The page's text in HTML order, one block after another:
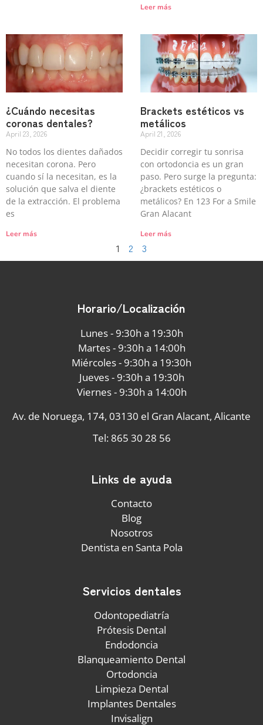
Leer más
¿Cuándo necesitas
coronas dentales?
April 23, 2026
No todos los dientes dañados
necesitan corona. Pero
cuando sí la necesitan, es la
solución que salva el diente
de la extracción. El problema
es
Leer más
Brackets estéticos vs
metálicos
April 21, 2026
Decidir corregir tu sonrisa
con ortodoncia es un gran
paso. Pero surge la pregunta:
¿brackets estéticos o
metálicos? En 123 For a Smile
Gran Alacant
Leer más
1 2 3
Horario/Localización
Lunes - 9:30h a 19:30h
Martes - 9:30h a 14:00h
Miércoles - 9:30h a 19:30h
Jueves - 9:30h a 19:30h
Viernes - 9:30h a 14:00h
Av. de Noruega, 174, 03130 el Gran Alacant, Alicante
Tel: 865 30 28 56
Links de ayuda
Contacto
Blog
Nosotros
Dentista en Santa Pola
Servicios dentales
Odontopediatría
Prótesis Dental
Endodoncia
Blanqueamiento Dental
Ortodoncia
Limpieza Dental
Implantes Dentales
Invisalign